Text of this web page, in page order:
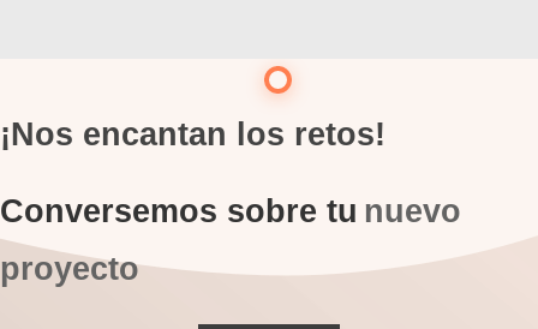
¡Nos encantan los retos!
Conversemos sobre tu nuevo
proyecto